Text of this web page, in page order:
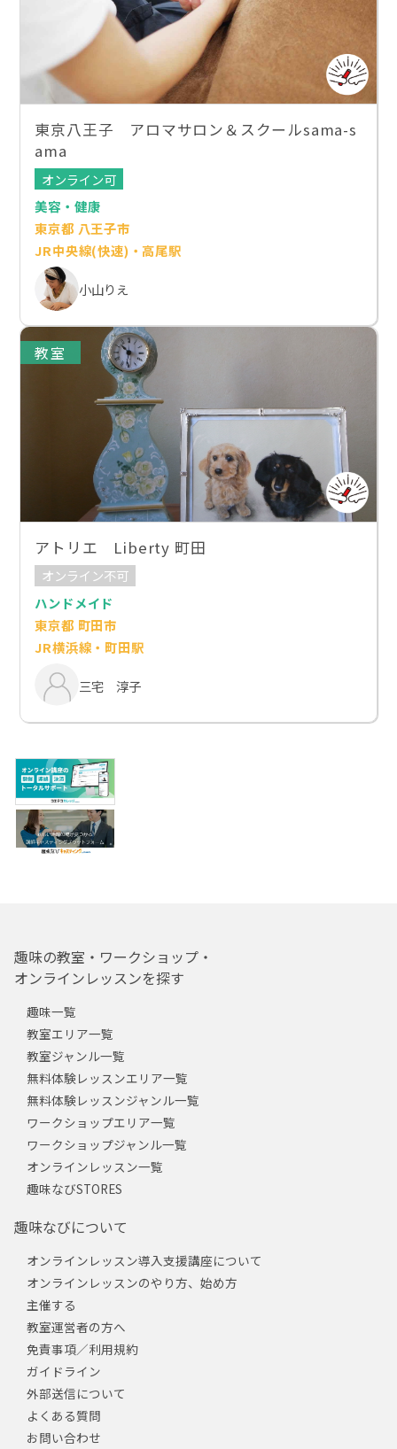
東京八王子 アロマサロン＆スクールsama-s
ama
オンライン可
美容・健康
東京都 八王子市
JR中央線(快速)・高尾駅
小山りえ
教室
アトリエ Liberty 町田
オンライン不可
ハンドメイド
東京都 町田市
JR横浜線・町田駅
三宅 淳子
趣味の教室・ワークショップ・
オンラインレッスンを探す
趣味一覧
教室エリア一覧
教室ジャンル一覧
無料体験レッスンエリア一覧
無料体験レッスンジャンル一覧
ワークショップエリア一覧
ワークショップジャンル一覧
オンラインレッスン一覧
趣味なびSTORES
趣味なびについて
オンラインレッスン導入支援講座について
オンラインレッスンのやり方、始め方
主催する
教室運営者の方へ
免責事項／利用規約
ガイドライン
外部送信について
よくある質問
お問い合わせ